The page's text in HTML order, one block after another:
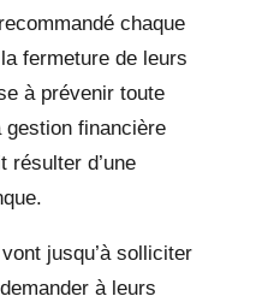
chaque
fermeture de leurs
à prévenir toute
gestion financière
résulter d’une
jusqu’à solliciter
à leurs